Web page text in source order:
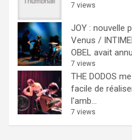
7 views
JOY : nouvelle
Venus /
OBEL avait
7 views
THE DODOS
facile de
l'amb...
7 views